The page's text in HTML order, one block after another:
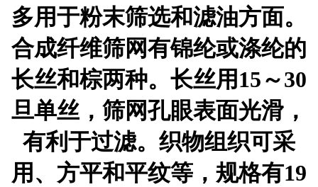
多用于粉末筛选和滤油方面。
合成纤维筛网有锦纶或涤纶的
长丝和棕两种。长丝用15～30
旦单丝，筛网孔眼表面光滑，
有利于过滤。织物组织可采
用、方平和平纹等，规格有19